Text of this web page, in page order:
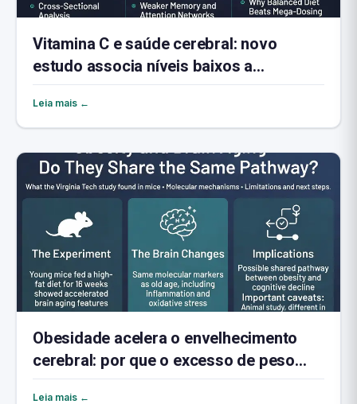
Vitamina C e saúde cerebral: novo
estudo associa níveis baixos a
encolhimento cerebral
Leia mais ←
Obesidade acelera o envelhecimento
cerebral: por que o excesso de peso
envelhece a memória
Leia mais ←